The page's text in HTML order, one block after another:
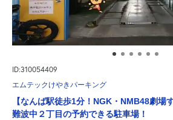
ID:310054409
エムテックけやきパーキング
【なんば駅徒歩1分！NGK・NMB48劇場
難波中２丁目の予約できる駐車場！